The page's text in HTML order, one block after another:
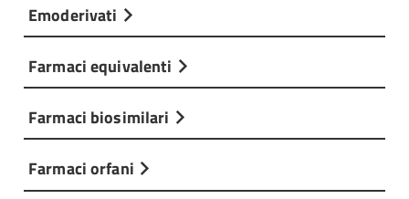
Emoderivati
Farmaci equivalenti
Farmaci biosimilari
Farmaci orfani